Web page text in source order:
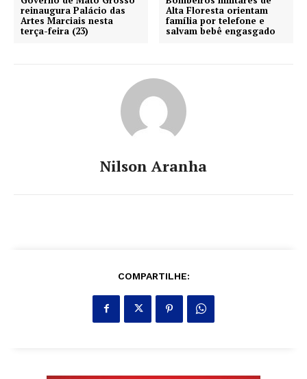
reinaugura Palácio das
Artes Marciais nesta
terça-feira (23)
Alta Floresta orientam
família por telefone e
salvam bebê engasgado
Nilson Aranha
COMPARTILHE: